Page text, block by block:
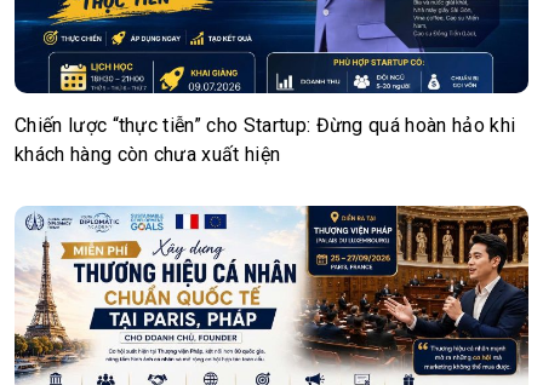
Chiến lược “thực tiễn” cho Startup: Đừng quá hoàn hảo khi
khách hàng còn chưa xuất hiện